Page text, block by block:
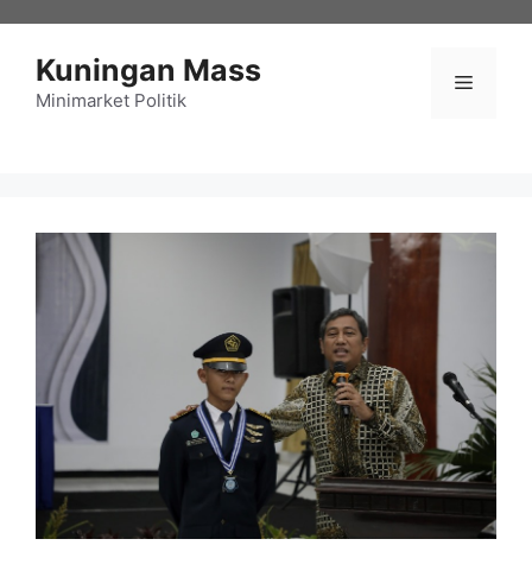
Kuningan Mass
Minimarket Politik
Menu